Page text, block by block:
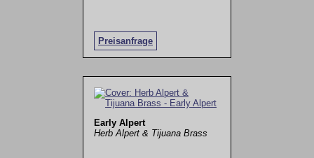
Preisanfrage
Early Alpert
Herb Alpert & Tijuana Brass